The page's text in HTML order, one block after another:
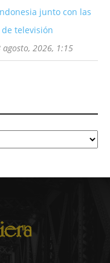
junto con las
televisión
agosto, 2026, 1:15